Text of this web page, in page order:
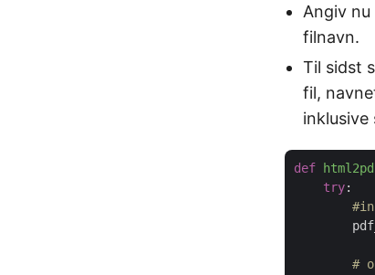
Angiv
filnavn.
Til sidst
fil,
inklusive
def
try:
#